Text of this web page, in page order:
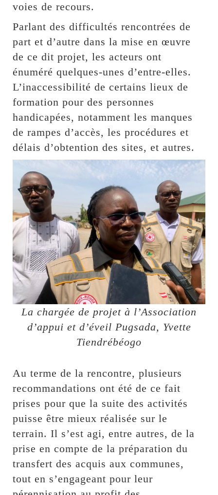
voies de recours.
Parlant des difficultés rencontrées de
part et d’autre dans la mise en œuvre
de ce dit projet, les acteurs ont
énuméré quelques-unes d’entre-elles.
L’inaccessibilité de certains lieux de
formation pour des personnes
handicapées, notamment les manques
de rampes d’accès, les procédures et
délais d’obtention des sites, et autres.
La chargée de projet à l’Association
d’appui et d’éveil Pugsada, Yvette
Tiendrébéogo
Au terme de la rencontre, plusieurs
recommandations ont été de ce fait
prises pour que la suite des activités
puisse être mieux réalisée sur le
terrain. Il s’est agi, entre autres, de la
prise en compte de la préparation du
transfert des acquis aux communes,
tout en s’engageant pour leur